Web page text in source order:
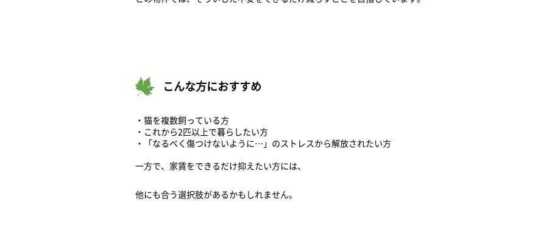
こんな方におすすめ
・猫を複数飼っている方
・これから2匹以上で暮らしたい方
・「なるべく傷つけないように…」のストレスから解放されたい方
一方で、家賃をできるだけ抑えたい方には、
他にも合う選択肢があるかもしれません。